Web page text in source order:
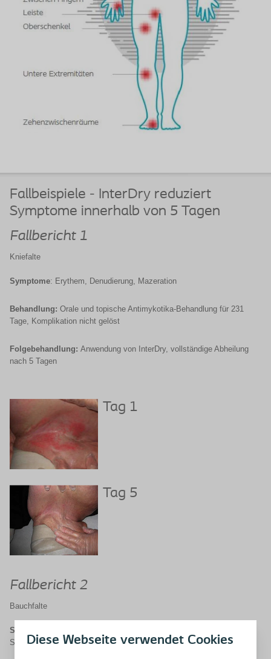
Diese Webseite verwendet Cookies
Fallbeispiele - InterDry reduziert
Symptome innerhalb von 5 Tagen
Fallbericht 1
Kniefalte
Symptome: Erythem, Denudierung, Mazeration
Behandlung: Orale und topische Antimykotika-Behandlung für 231
Tage, Komplikation nicht gelöst
Folgebehandlung: Anwendung von InterDry, vollständige Abheilung
nach 5 Tagen
Tag 1
Tag 5
Fallbericht 2
Bauchfalte
Symptome:
Schmerzen